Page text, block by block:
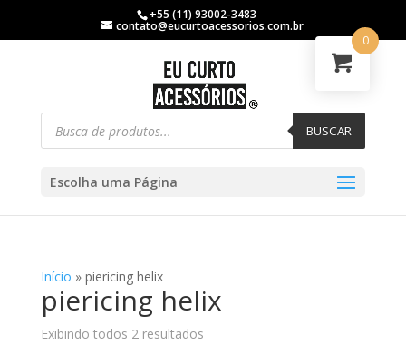
+55 (11) 93002-3483
contato@eucurtoacessorios.com.br
BUSCAR
Escolha uma Página
Início » piericing helix
piericing helix
Exibindo todos 2 resultados
0